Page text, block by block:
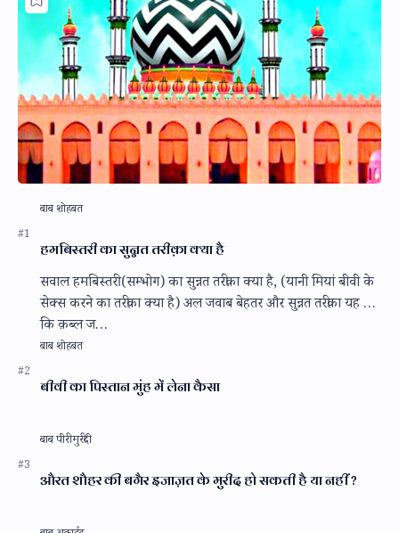
हमबिस्तरी का सुन्नत तरीक़ा क्या है
सवाल हमबिस्तरी (सम्भोग) का सुन्नत तरीक़ा क्या है, (यानी मियां बीवी के
सेक्स करने का तरीक़ा क्या है) अल जवाब बेहतर और सुन्नत तरीक़ा यह है
कि क़ब्ल ज…
बीवी का पिस्तान मुंह में लेना कैसा
औरत शौहर की बगैर इजाज़त के मुरीद हो सकती है या नहीं ?